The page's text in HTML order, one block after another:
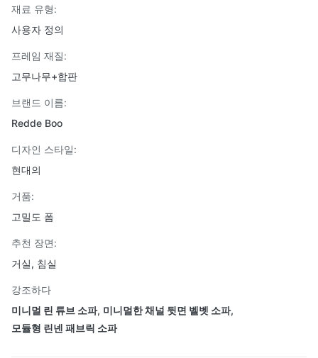
재료 유형:
사용자 정의
프레임 재질:
고무나무+합판
브랜드 이름:
Redde Boo
디자인 스타일:
현대의
거품:
고밀도 폼
추천 장면:
거실, 침실
강조하다
미니멀 린 튜브 소파, 미니멀한 채널 뒷면 벨벳 소파,
모듈형 린넨 패브릭 소파